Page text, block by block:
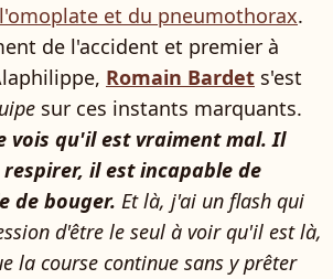
et du pneumothorax.
de l'accident et premier à
Romain Bardet s'est
sur ces instants marquants.
vois qu'il est vraiment mal. Il
il est incapable de
de bouger. Et là, j'ai un flash qui
d'être le seul à voir qu'il est là,
la course continue sans y prêter